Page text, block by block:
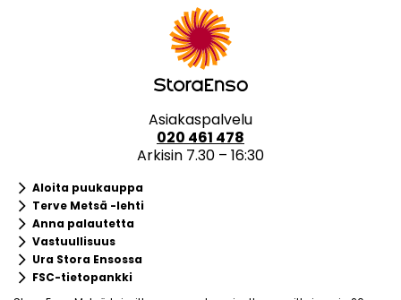
Asiakaspalvelu
020 461 478
Arkisin 7.30 – 16:30
keyboard_arrow_rightAloita puukauppa
keyboard_arrow_rightTerve Metsä -lehti
keyboard_arrow_rightAnna palautetta
keyboard_arrow_rightVastuullisuus
keyboard_arrow_rightUra Stora Ensossa
keyboard_arrow_rightFSC-tietopankki